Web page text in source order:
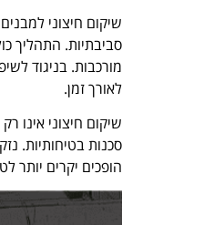
שיקום חיצוני
סביבתיות. התהליך
מורכבות. בניגוד
לאורך זמן.
שיקום חיצוני אינו
סכנות בטיחותיות.
הופכים יקרים יותר